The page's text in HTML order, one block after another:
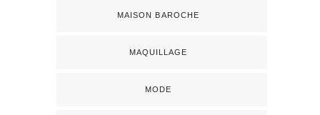
MAISON BAROCHE
MAQUILLAGE
MODE